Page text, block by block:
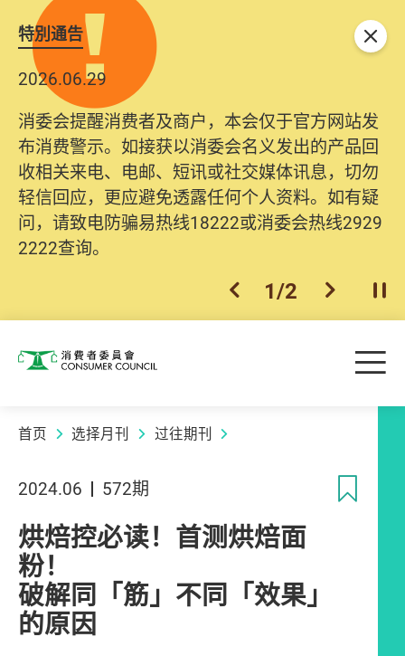
特別通告
2026.06.29
消委会提醒消费者及商户，本会仅于官方网站发
布消费警示。如接获以消委会名义发出的产品回
收相关来电、电邮、短讯或社交媒体讯息，切勿
轻信回应，更应避免透露任何个人资料。如有疑
问，请致电防骗易热线18222或消委会热线2929
2222查询。
上一个
1/2 下一个开
关闭
消费者委员会 目
首页 选择月刊 过往期刊
2024.06 572期
烘焙控必读！首测烘焙面
粉！
破解同「筋」不同「效果」
的原因